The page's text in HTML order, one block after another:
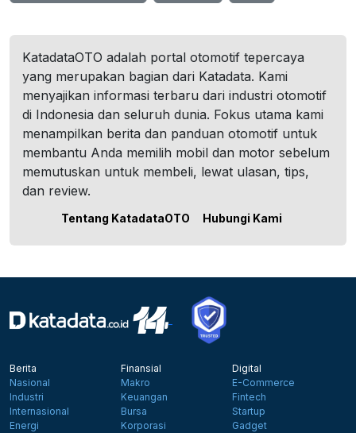
KatadataOTO adalah portal otomotif tepercaya
yang merupakan bagian dari Katadata. Kami
menyajikan informasi terbaru dari industri otomotif
di Indonesia dan seluruh dunia. Fokus utama kami
menampilkan berita dan panduan otomotif untuk
membantu Anda memilih mobil dan motor sebelum
memutuskan untuk membeli, lewat ulasan, tips,
dan review.
Tentang KatadataOTO Hubungi Kami
Berita
Nasional
Industri
Internasional
Energi
Finansial
Makro
Keuangan
Bursa
Korporasi
Digital
E-Commerce
Fintech
Startup
Gadget